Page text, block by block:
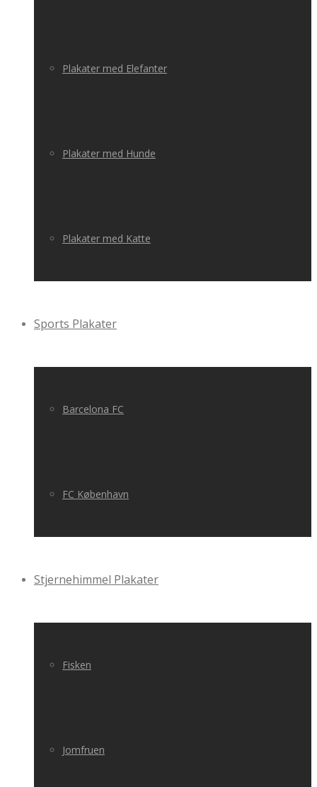
Plakater med Elefanter
Plakater med Hunde
Plakater med Katte
Sports Plakater
Barcelona FC
FC København
Stjernehimmel Plakater
Fisken
Jomfruen